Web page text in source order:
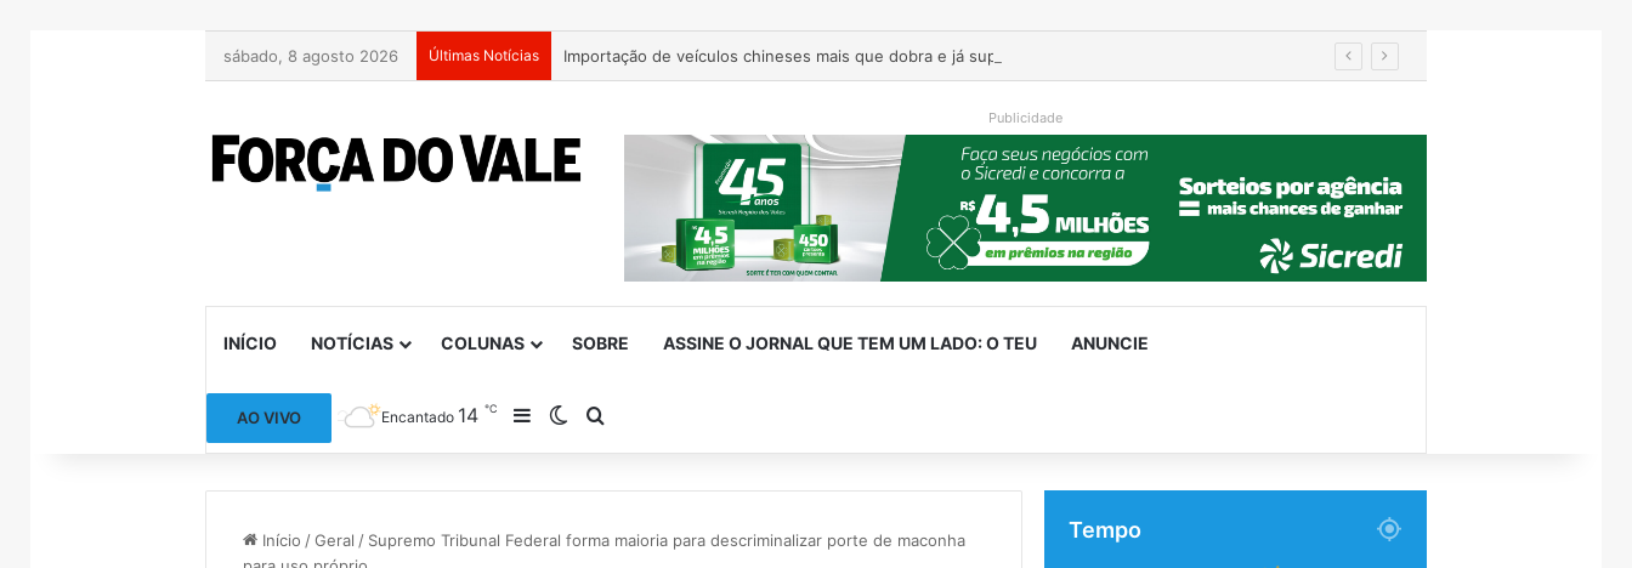
sábado, 8 agosto 2026 Últimas Notícias
Publicidade
INÍCIO NOTÍCIAS COLUNAS SOBRE ASSINE O JORNAL QUE TEM UM LADO: O TEU ANUNCIE
AO VIVO Encantado 14℃ Barra Lateral
Switch skin
Início / Geral / Supremo Tribunal Federal forma maioria para descriminalizar porte de maconha
Tempo